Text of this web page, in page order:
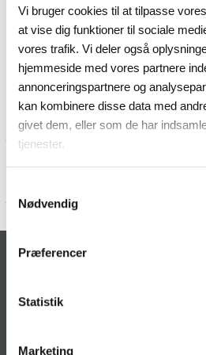
Vi bruger cookies til at tilpasse
at vise dig funktioner til sociale
vores trafik. Vi deler også
hjemmeside med vores partnere
annonceringspartnere og
kan kombinere disse data med
givet dem, eller som de har
tjenester.
Nødvendig
Præferencer
Statistik
Marketing
Beschreibung
KONTAKT
HQ:Theilgaards Torv 1